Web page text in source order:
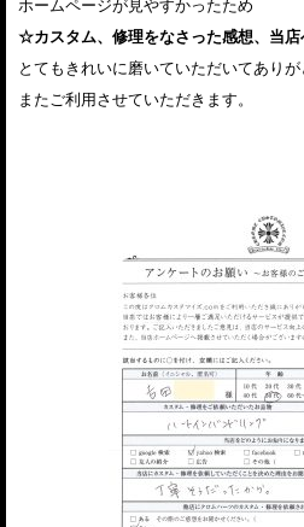
ホームページが見やすかったため
☆カスタム、修理をなさった感想、当店
とてもきれいに磨いていただいてありが
またご利用させていただきます。